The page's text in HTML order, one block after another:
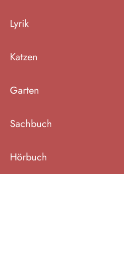
Lyrik
Katzen
Garten
Sachbuch
Hörbuch